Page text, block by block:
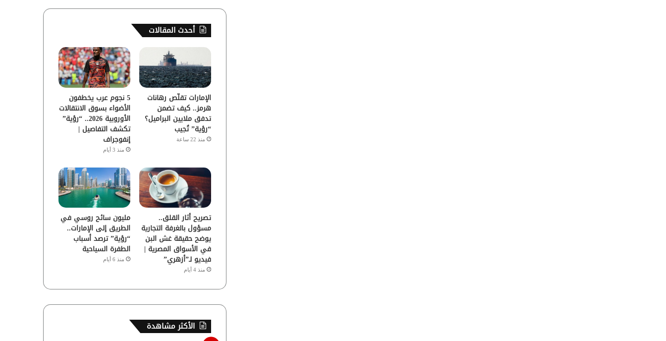
س
و
ك
ي
و
ب
ق
ر
ا
م
أحدث المقالات
الإمارات تقلّص رهانات
هرمز.. كيف تضمن
تدفق ملايين البراميل؟
“رؤية” تُجيب
منذ 22 ساعة
5 نجوم عرب يخطفون
الأضواء بسوق الانتقالات
الأوروبية 2026.. “رؤية”
تكشف التفاصيل |
إنفوجراف
منذ 3 أيام
تصريح أثار القلق..
مسؤول بالغرفة التجارية
يوضح حقيقة غش البن
في الأسواق المصرية |
فيديو لـ”أزهري”
منذ 4 أيام
مليون سائح روسي في
الطريق إلى الإمارات..
“رؤية” ترصد أسباب
الطفرة السياحية
منذ 6 أيام
الأكثر مشاهدة